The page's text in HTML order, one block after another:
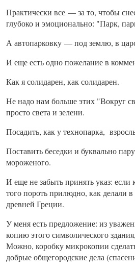
Практически все — за то, чтобы
глубоко и эмоционально: "Парк,
А автопарковку — под землю, в
И еще есть одно пожелание в
Как я солидарен, как солидарен.
Не надо нам больше этих "Вокруг
просто света и зелени.
Посадить, как у технопарка,
Поставить беседки и буквально
мороженого.
И еще не забыть принять указ:
того пороть прилюдно, как делали
древней Греции.
У меня есть предложение: из
копию этого символического
Можно, коробку микрокопии
добрые общегородские дела